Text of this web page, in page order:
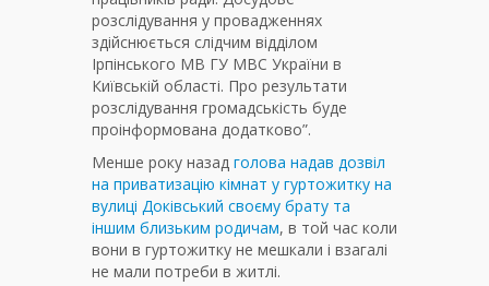
розслідування у провадженнях
здійснюється слідчим відділом
Ірпінського МВ ГУ МВС України в
Київській області. Про результати
розслідування громадськість буде
проінформована додатково”.
Менше року назад голова надав дозвіл
на приватизацію кімнат у гуртожитку на
вулиці Доківський своєму брату та
іншим близьким родичам, в той час коли
вони в гуртожитку не мешкали і взагалі
не мали потреби в житлі.